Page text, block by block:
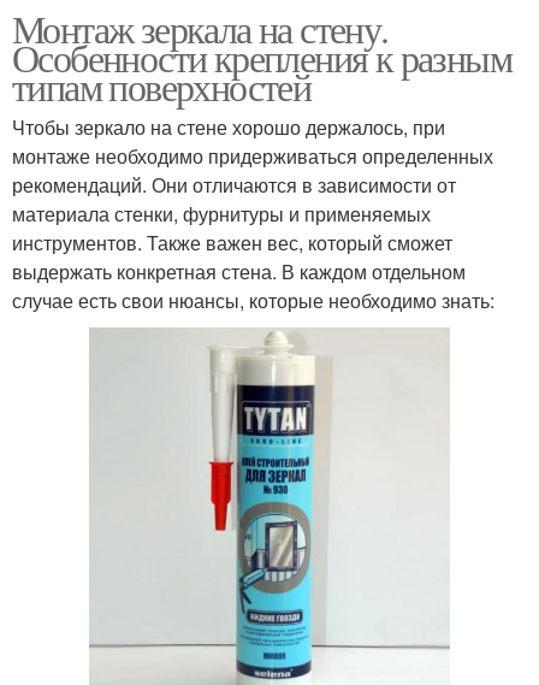
Монтаж зеркала на стену.
Особенности крепления к разным
типам поверхностей
Чтобы зеркало на стене хорошо держалось, при
монтаже необходимо придерживаться определенных
рекомендаций. Они отличаются в зависимости от
материала стенки, фурнитуры и применяемых
инструментов. Также важен вес, который сможет
выдержать конкретная стена. В каждом отдельном
случае есть свои нюансы, которые необходимо знать: